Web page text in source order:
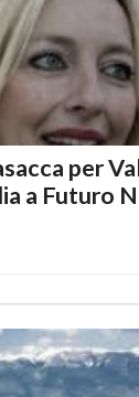
per
a Futuro